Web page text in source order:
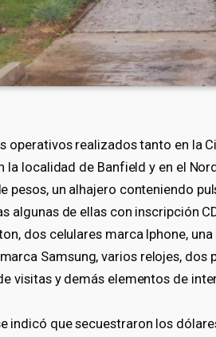
operativos realizados tanto en la
la localidad de Banfield y en el
pesos, un alhajero conteniendo
algunas de ellas con inscripción
dos celulares marca Iphone,
Samsung, varios relojes, dos
visitas y demás elementos de
indicó que secuestraron los